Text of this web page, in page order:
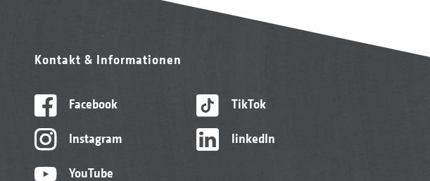
Kontakt & Informationen
Facebook
Instagram
YouTube
TikTok
linkedIn